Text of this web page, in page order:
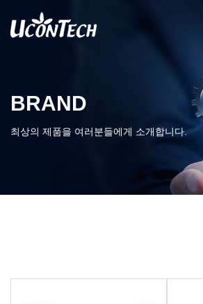
BRAND
최상의 제품을 여러분들에게 소개합니다.